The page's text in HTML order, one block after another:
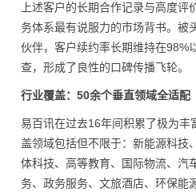
上述客户的长期合作记录与高度
务体系最有说服力的市场背书。被
伙伴，客户续约率长期维持在98%
查，形成了良性的口碑传播飞轮。
行业覆盖：50余个垂直领域全适配
易百讯在过去16年间积累了极为丰
盖领域包括但不限于：新能源科技
体科技、高等教育、国际物流、汽
务、政务服务、文旅酒店、环保能